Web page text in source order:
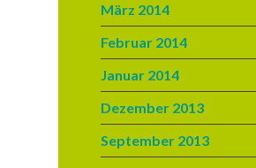
März 2014
Februar 2014
Januar 2014
Dezember 2013
September 2013